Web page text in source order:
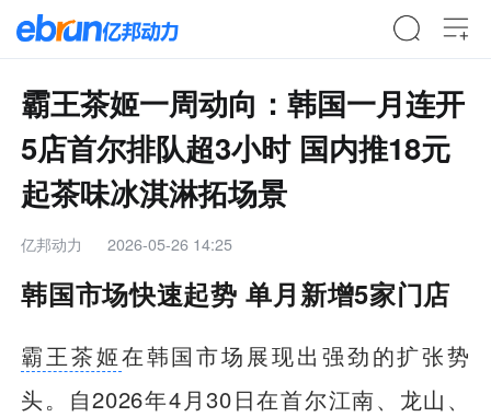
霸王茶姬一周动向：韩国一月连开
5店首尔排队超3小时 国内推18元
起茶味冰淇淋拓场景
亿邦动力 2026-05-26 14:25
韩国市场快速起势 单月新增5家门店
霸王茶姬在韩国市场展现出强劲的扩张势
头。自2026年4月30日在首尔江南、龙山、